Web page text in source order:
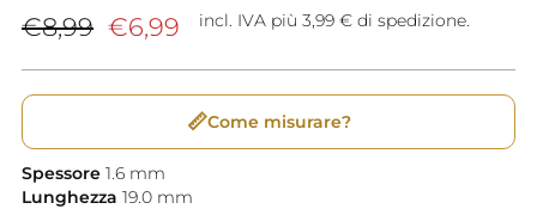
Prezzo
listino
€8,99 €6,99 incl. IVA più 3,99 € di spedizione.
📏Come misurare?
Spessore 1.6 mm
Lunghezza 19.0 mm